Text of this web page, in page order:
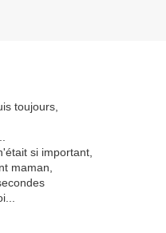
toujours,
si important,
maman,